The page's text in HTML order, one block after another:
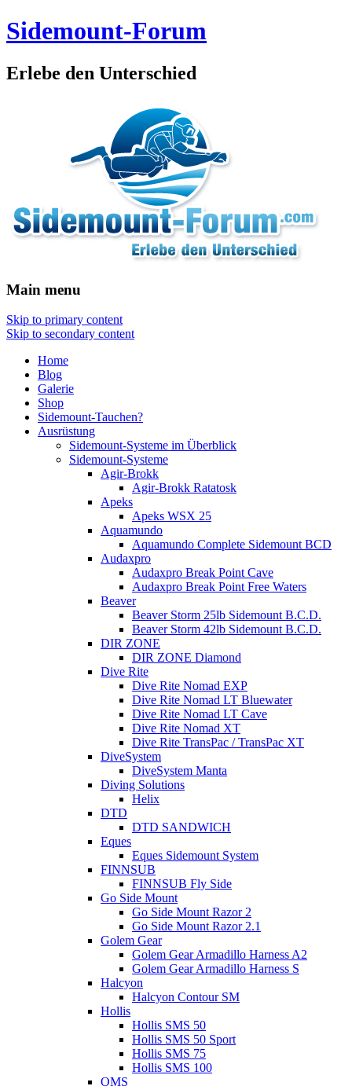
Sidemount-Forum
Erlebe den Unterschied
Main menu
Skip to primary content
Skip to secondary content
Home
Blog
Galerie
Shop
Sidemount-Tauchen?
Ausrüstung
Sidemount-Systeme im Überblick
Sidemount-Systeme
Agir-Brokk
Agir-Brokk Ratatosk
Apeks
Apeks WSX 25
Aquamundo
Aquamundo Complete Sidemount BCD
Audaxpro
Audaxpro Break Point Cave
Audaxpro Break Point Free Waters
Beaver
Beaver Storm 25lb Sidemount B.C.D.
Beaver Storm 42lb Sidemount B.C.D.
DIR ZONE
DIR ZONE Diamond
Dive Rite
Dive Rite Nomad EXP
Dive Rite Nomad LT Bluewater
Dive Rite Nomad LT Cave
Dive Rite Nomad XT
Dive Rite TransPac / TransPac XT
DiveSystem
DiveSystem Manta
Diving Solutions
Helix
DTD
DTD SANDWICH
Eques
Eques Sidemount System
FINNSUB
FINNSUB Fly Side
Go Side Mount
Go Side Mount Razor 2
Go Side Mount Razor 2.1
Golem Gear
Golem Gear Armadillo Harness A2
Golem Gear Armadillo Harness S
Halcyon
Halcyon Contour SM
Hollis
Hollis SMS 50
Hollis SMS 50 Sport
Hollis SMS 75
Hollis SMS 100
OMS